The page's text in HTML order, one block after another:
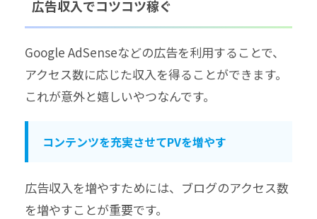
広告収入でコツコツ稼ぐ
Google AdSenseなどの広告を利用することで、
アクセス数に応じた収入を得ることができます。
これが意外と嬉しいやつなんです。
コンテンツを充実させてPVを増やす
広告収入を増やすためには、ブログのアクセス数
を増やすことが重要です。